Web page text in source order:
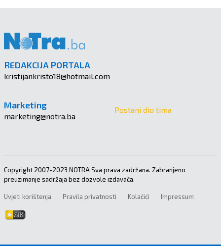
REDAKCIJA PORTALA
kristijankristo18@hotmail.com
Marketing
marketing@notra.ba
Postani dio tima
Copyright 2007-2023 NOTRA Sva prava zadržana. Zabranjeno
preuzimanje sadržaja bez dozvole izdavača.
Uvjeti korištenja Pravila privatnosti Kolačići Impressum